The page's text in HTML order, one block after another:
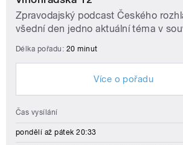
Zpravodajský podcast Českého
všední den jedno aktuální téma v
Délka pořadu: 20 minut
Více o pořadu
Čas vysílání
pondělí až pátek 20:33